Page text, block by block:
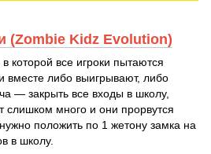
(Zombie Kidz Evolution)
, в которой все игроки пытаются
вместе либо выигрывают, либо
— закрыть все входы в школу,
слишком много и они прорвутся
положить по 1 жетону замка на
в школу.